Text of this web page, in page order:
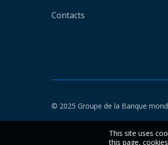
Contacts
© 2025 Groupe de la Banque
This site uses
this page,